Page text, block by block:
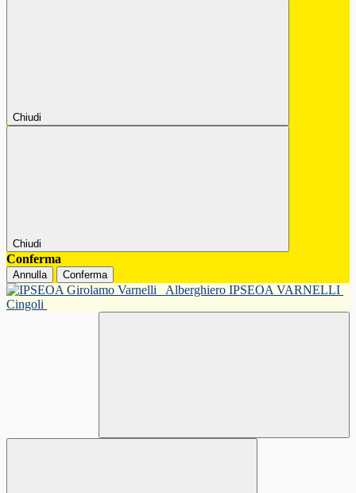
Chiudi
Chiudi
Conferma
Annulla Conferma
Alberghiero IPSEOA VARNELLI
Cingoli